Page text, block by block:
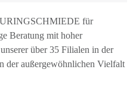
für
Beratung mit hoher
über 35 Filialen in der
der außergewöhnlichen Vielfalt